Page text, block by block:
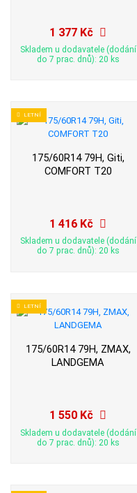
1 377 Kč
Skladem u dodavatele (dodání
do 7 prac. dnů): 20 ks
LETNÍ
175/60R14 79H, Giti,
COMFORT T20
1 416 Kč
Skladem u dodavatele (dodání
do 7 prac. dnů): 20 ks
LETNÍ
175/60R14 79H, ZMAX,
LANDGEMA
1 550 Kč
Skladem u dodavatele (dodání
do 7 prac. dnů): 20 ks